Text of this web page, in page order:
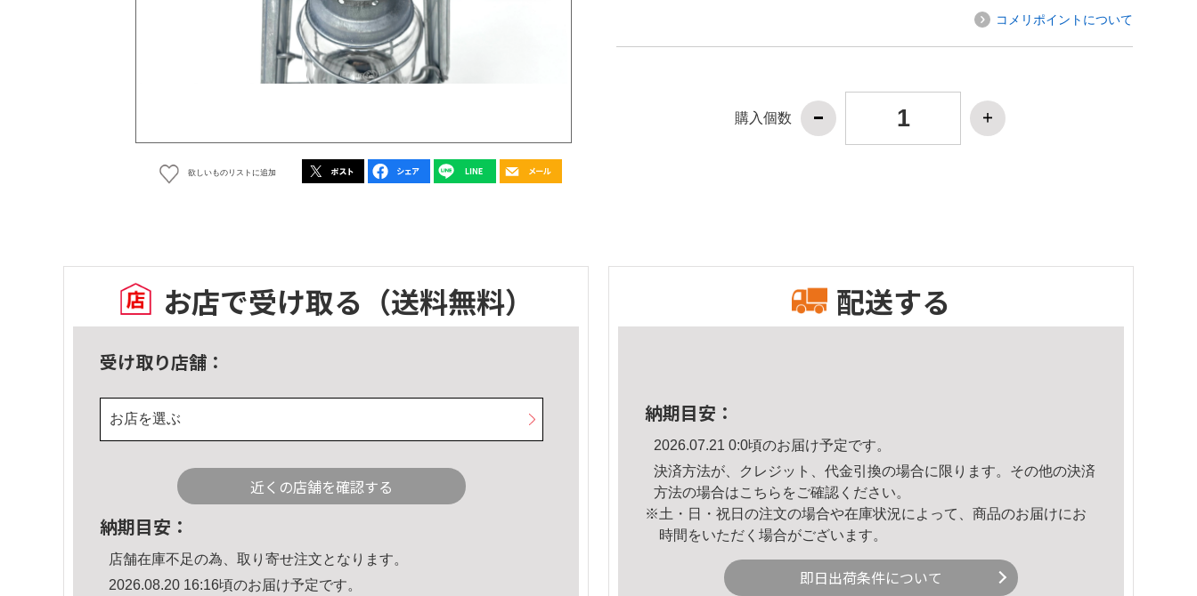
欲しいものリストに追加
コメリポイントについて
購入個数
お店で受け取る （送料無料）
受け取り店舗：
お店を選ぶ
近くの店舗を確認する
納期目安：
店舗在庫不足の為、取り寄せ注文となります。
2026.08.20 16:16頃のお届け予定です。
配送する
納期目安：
2026.07.21 0:0頃のお届け予定です。
決済方法が、クレジット、代金引換の場合に限ります。その他の決済
方法の場合はこちら をご確認ください。
※土・日・祝日の注文の場合や在庫状況によって、商品のお届けにお
時間をいただく場合がございます。
即日出荷条件について